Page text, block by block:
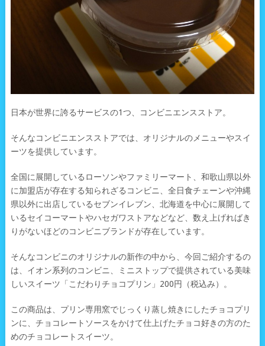
日本が世界に誇るサービスの1つ、コンビニエンスストア。
そんなコンビニエンスストアでは、オリジナルのメニューやスイ
ーツを提供しています。
全国に展開しているローソンやファミリーマート、和歌山県以外
に加盟店が存在する知られざるコンビニ、全日食チェーンや沖縄
県以外に出店しているセブンイレブン、北海道を中心に展開して
いるセイコーマートやハセガワストアなどなど、数え上げればき
りがないほどのコンビニブランドが存在しています。
そんなコンビニのオリジナルの新作の中から、今回ご紹介するの
は、イオン系列のコンビニ、ミニストップで提供されている美味
しいスイーツ「こだわりチョコプリン」200円（税込み）。
この商品は、プリン専用窯でじっくり蒸し焼きにしたチョコプリ
ンに、チョコレートソースをかけて仕上げたチョコ好きの方のた
めのチョコレートスイーツ。